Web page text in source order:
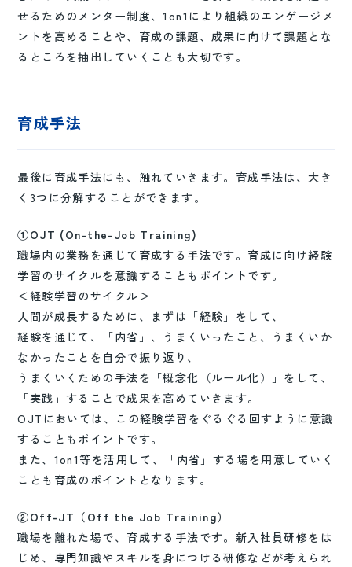
せるためのメンター制度、1on1により組織のエンゲージメ
ントを高めることや、育成の課題、成果に向けて課題とな
るところを抽出していくことも大切です。
育成手法
最後に育成手法にも、触れていきます。育成手法は、大き
く3つに分解することができます。
①OJT (On-the-Job Training)
職場内の業務を通じて育成する手法です。育成に向け経験
学習のサイクルを意識することもポイントです。
＜経験学習のサイクル＞
人間が成長するために、まずは「経験」をして、
経験を通じて、「内省」、うまくいったこと、うまくいか
なかったことを自分で振り返り、
うまくいくための手法を「概念化（ルール化）」をして、
「実践」することで成果を高めていきます。
OJTにおいては、この経験学習をぐるぐる回すように意識
することもポイントです。
また、1on1等を活用して、「内省」する場を用意していく
ことも育成のポイントとなります。
②Off-JT（Off the Job Training）
職場を離れた場で、育成する手法です。新入社員研修をは
じめ、専門知識やスキルを身につける研修などが考えられ